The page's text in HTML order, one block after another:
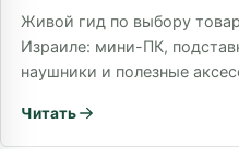
Живой гид по выбору
Израиле: мини-ПК,
наушники и полезные
Читать